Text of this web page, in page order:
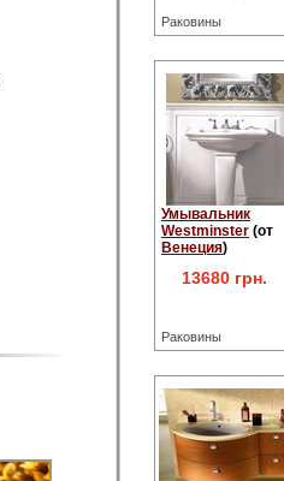
Раковины
Умывальник
Westminster (от
Венеция)
13680 грн.
Раковины